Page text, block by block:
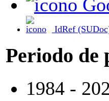
IdRef
Periodo de
1984 -